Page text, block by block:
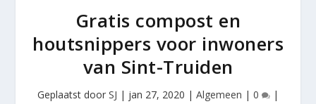
Gratis compost en
houtsnippers voor inwoners
van Sint-Truiden
Geplaatst door SJ | jan 27, 2020 | Algemeen | 0 |